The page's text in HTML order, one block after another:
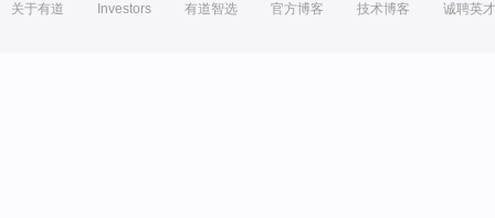
关于有道 Investors 有道智选 官方博客 技术博客 诚聘英才